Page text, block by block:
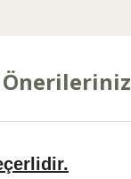
Önerileriniz